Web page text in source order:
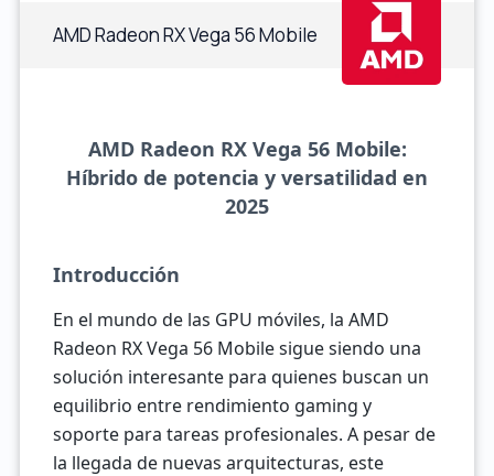
AMD Radeon RX Vega 56 Mobile
AMD Radeon RX Vega 56 Mobile:
Híbrido de potencia y versatilidad en
2025
Introducción
En el mundo de las GPU móviles, la AMD
Radeon RX Vega 56 Mobile sigue siendo una
solución interesante para quienes buscan un
equilibrio entre rendimiento gaming y
soporte para tareas profesionales. A pesar de
la llegada de nuevas arquitecturas, este